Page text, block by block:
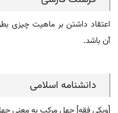
اعتقاد داشتن بر ماهیت چیزی
آن باشد.
دانشنامه اسلامی